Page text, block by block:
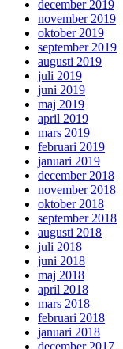
december 2019
november 2019
oktober 2019
september 2019
augusti 2019
juli 2019
juni 2019
maj 2019
april 2019
mars 2019
februari 2019
januari 2019
december 2018
november 2018
oktober 2018
september 2018
augusti 2018
juli 2018
juni 2018
maj 2018
april 2018
mars 2018
februari 2018
januari 2018
december 2017